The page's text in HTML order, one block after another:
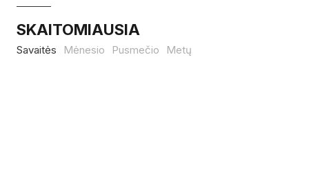
SKAITOMIAUSIA
Savaitės Mėnesio Pusmečio Metų